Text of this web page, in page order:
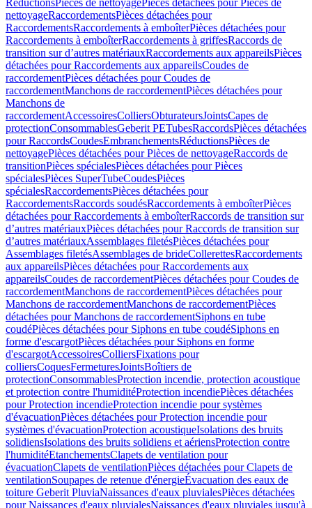
RéductionsPièces de nettoyagePièces détachées pour Pièces de
nettoyageRaccordementsPièces détachées pour
RaccordementsRaccordements à emboîterPièces détachées pour
Raccordements à emboîterRaccordements à griffesRaccords de
transition sur d’autres matériauxRaccordements aux appareilsPièces
détachées pour Raccordements aux appareilsCoudes de
raccordementPièces détachées pour Coudes de
raccordementManchons de raccordementPièces détachées pour
Manchons de
raccordementAccessoiresColliersObturateursJointsCapes de
protectionConsommablesGeberit PETubesRaccordsPièces détachées
pour RaccordsCoudesEmbranchementsRéductionsPièces de
nettoyagePièces détachées pour Pièces de nettoyageRaccords de
transitionPièces spécialesPièces détachées pour Pièces
spécialesPièces SuperTubeCoudesPièces
spécialesRaccordementsPièces détachées pour
RaccordementsRaccords soudésRaccordements à emboîterPièces
détachées pour Raccordements à emboîterRaccords de transition sur
d’autres matériauxPièces détachées pour Raccords de transition sur
d’autres matériauxAssemblages filetésPièces détachées pour
Assemblages filetésAssemblages de brideCollerettesRaccordements
aux appareilsPièces détachées pour Raccordements aux
appareilsCoudes de raccordementPièces détachées pour Coudes de
raccordementManchons de raccordementPièces détachées pour
Manchons de raccordementManchons de raccordementPièces
détachées pour Manchons de raccordementSiphons en tube
coudéPièces détachées pour Siphons en tube coudéSiphons en
forme d'escargotPièces détachées pour Siphons en forme
d'escargotAccessoiresColliersFixations pour
colliersCoquesFermeturesJointsBoîtiers de
protectionConsommablesProtection incendie, protection acoustique
et protection contre l'humiditéProtection incendiePièces détachées
pour Protection incendieProtection incendie pour systèmes
d'évacuationPièces détachées pour Protection incendie pour
systèmes d'évacuationProtection acoustiqueIsolations des bruits
solidiensIsolations des bruits solidiens et aériensProtection contre
l'humiditéEtanchementsClapets de ventilation pour
évacuationClapets de ventilationPièces détachées pour Clapets de
ventilationSoupapes de retenue d'énergieÉvacuation des eaux de
toiture Geberit PluviaNaissances d'eaux pluvialesPièces détachées
pour Naissances d'eaux pluvialesNaissances d'eaux pluviales jusqu'à